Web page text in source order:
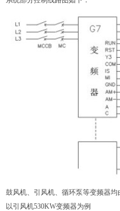
鼓风机、引风机、循环泵等变频器均
以引风机530KW变频器为例